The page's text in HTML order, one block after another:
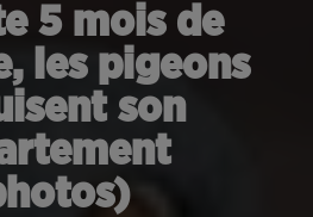
5 mois de
les pigeons
son